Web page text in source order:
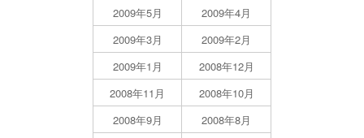
2009年5月
2009年4月
2009年3月
2009年2月
2009年1月
2008年12月
2008年11月
2008年10月
2008年9月
2008年8月